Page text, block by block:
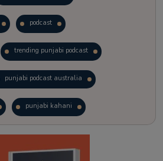
podcast
trending punjabi podcast
punjabi podcast australia
punjabi kahani
punjabi story